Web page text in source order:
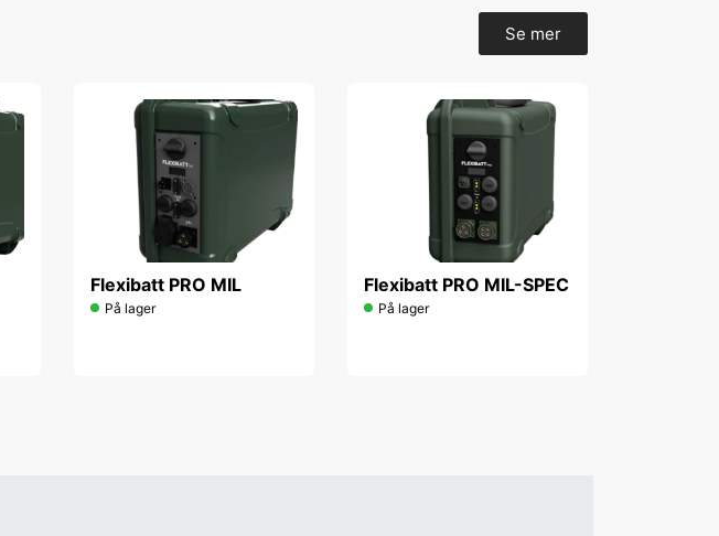
Se mer
Flexibatt PRO MIL
På lager
Flexibatt PRO MIL-SPEC
På lager